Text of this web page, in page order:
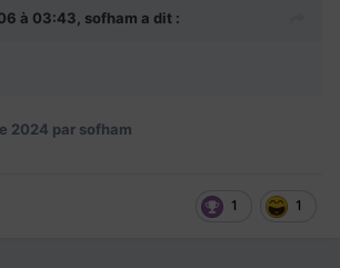
à 03:43, sofham a dit :
2024 par sofham
1 1